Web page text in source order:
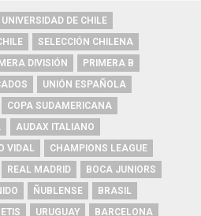
UNIVERSIDAD DE CHILE
SELECCIÓN CHILENA
DIVISIÓN
PRIMERA B
UNIÓN ESPAÑOLA
COPA SUDAMERICANA
AUDAX ITALIANO
VIDAL
CHAMPIONS LEAGUE
REAL MADRID
BOCA JUNIORS
ÑUBLENSE
BRASIL
URUGUAY
BARCELONA